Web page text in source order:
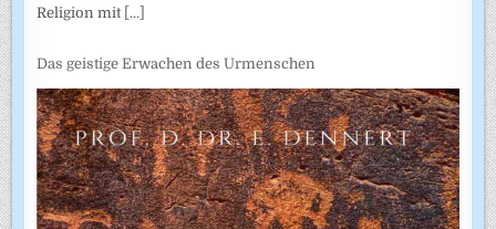
Religion mit [...]
Das geistige Erwachen des Urmenschen